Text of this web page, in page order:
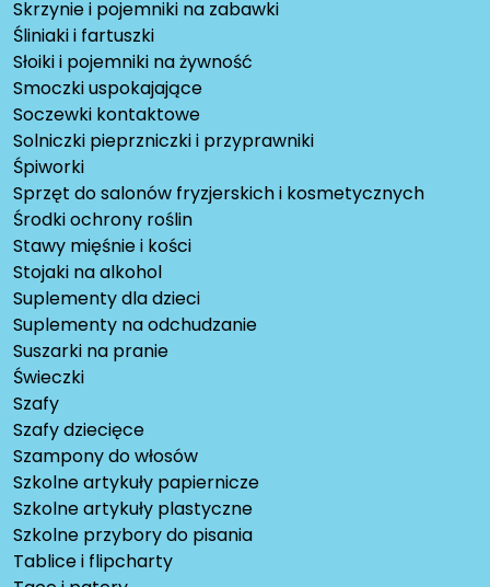
Skrzynie i pojemniki na zabawki
Śliniaki i fartuszki
Słoiki i pojemniki na żywność
Smoczki uspokajające
Soczewki kontaktowe
Solniczki pieprzniczki i przyprawniki
Śpiworki
Sprzęt do salonów fryzjerskich i kosmetycznych
Środki ochrony roślin
Stawy mięśnie i kości
Stojaki na alkohol
Suplementy dla dzieci
Suplementy na odchudzanie
Suszarki na pranie
Świeczki
Szafy
Szafy dziecięce
Szampony do włosów
Szkolne artykuły papiernicze
Szkolne artykuły plastyczne
Szkolne przybory do pisania
Tablice i flipcharty